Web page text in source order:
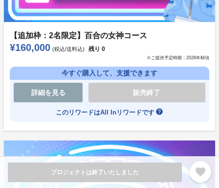
プロジェクトは終了いたしました favorite
※ゲームでは実際のVチューバーと同じくLive2dアバタ
ーの八雲袮々が動きます。
レッドエールコースでは、本編発売後のパッチで、オマ
【広告費用】
費用など。
個人制作の一番辛いところの一つが広告費用のなさ。
より多くの方に『わたマリ』に興味を持って頂くための
【追加枠：2名限定】百合の女神コース
¥160,000 (税込/送料込) 残り 0
※ご提供予定時期： 2026年秋頃
今すぐ購入して、支援できます
詳細を見る 販売終了
このリワードはAll Inリワードです help